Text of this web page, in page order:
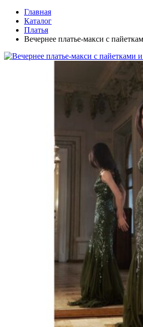
Главная
Каталог
Платья
Вечернее платье-макси с